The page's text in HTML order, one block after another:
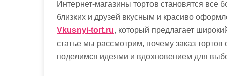
Интернет-магазины тортов становятся все
близких и друзей вкусным и красиво
Vkusnyi-tort.ru, который предлагает
статье мы рассмотрим, почему заказ
поделимся идеями и вдохновением для